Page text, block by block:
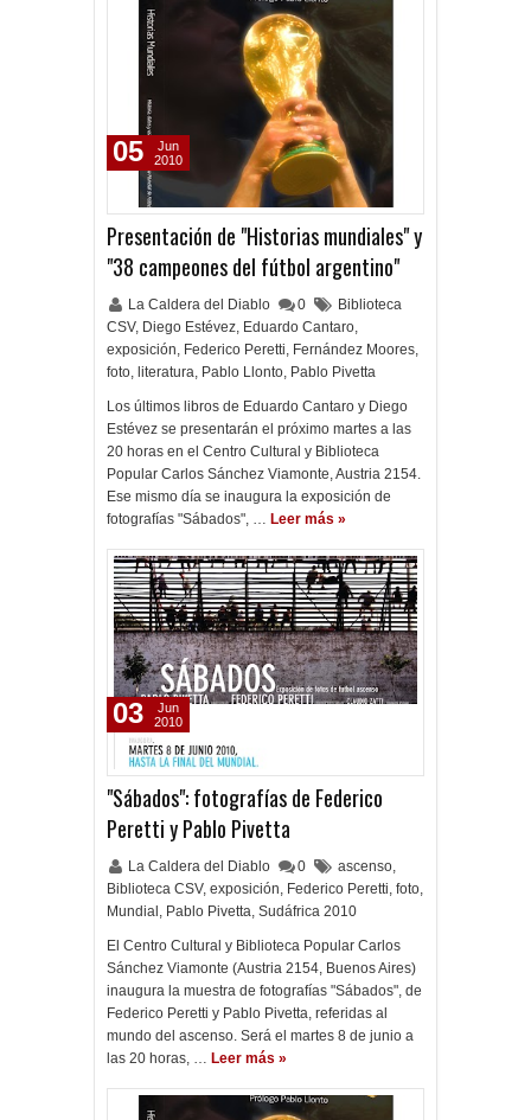
Presentación de "Historias mundiales" y
"38 campeones del fútbol argentino"
La Caldera del Diablo 0
Biblioteca
CSV, Diego Estévez, Eduardo Cantaro,
exposición, Federico Peretti, Fernández Moores,
foto, literatura, Pablo Llonto, Pablo Pivetta
Los últimos libros de Eduardo Cantaro y Diego
Estévez se presentarán el próximo martes a las
20 horas en el Centro Cultural y Biblioteca
Popular Carlos Sánchez Viamonte, Austria 2154.
Ese mismo día se inaugura la exposición de
fotografías "Sábados", … Leer más »
05
Jun
2010
"Sábados": fotografías de Federico
Peretti y Pablo Pivetta
La Caldera del Diablo 0 ascenso,
Biblioteca CSV, exposición, Federico Peretti, foto,
Mundial , Pablo Pivetta, Sudáfrica 2010
El Centro Cultural y Biblioteca Popular Carlos
Sánchez Viamonte (Austria 2154, Buenos Aires)
inaugura la muestra de fotografías "Sábados", de
Federico Peretti y Pablo Pivetta, referidas al
mundo del ascenso. Será el martes 8 de junio a
las 20 horas, … Leer más »
03
Jun
2010